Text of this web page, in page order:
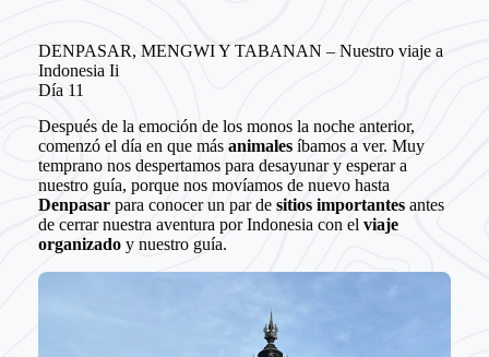
DENPASAR, MENGWI Y TABANAN – Nuestro viaje a
Indonesia Ii
Día 11
Después de la emoción de los monos la noche anterior,
comenzó el día en que más animalesíbamos a ver. Muy
temprano nos despertamos para desayunar y esperar a
nuestro guía, porque nos movíamos de nuevo hasta
Denpasarpara conocer un par de sitios importantesantes
de cerrar nuestra aventura por Indonesia con el viaje
organizadoy nuestro guía.